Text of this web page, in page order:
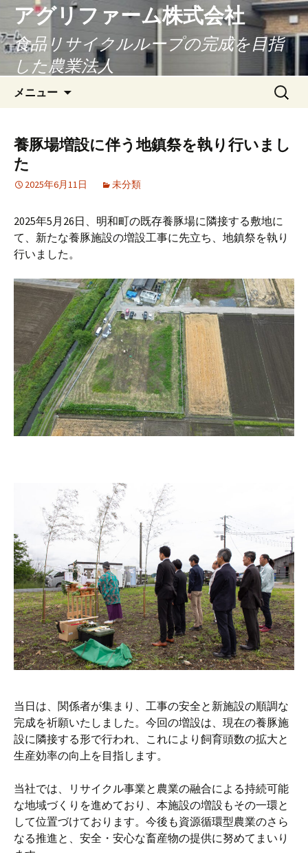
アグリファーム株式会社
食品リサイクルループの完成を目指
した農業法人
メニュー
ン
ツ
ス
ッ
プ
検
索:
養豚場増設に伴う地鎮祭を執り行いまし
た
2025年6月11日 未分類
2025年5月26日、明和町の既存養豚場に隣接する敷地に
て、新たな養豚施設の増設工事に先立ち、地鎮祭を執り
行いました。
当日は、関係者が集まり、工事の安全と新施設の順調な
完成を祈願いたしました。今回の増設は、現在の養豚施
設に隣接する形で行われ、これにより飼育頭数の拡大と
生産効率の向上を目指します。
当社では、リサイクル事業と農業の融合による持続可能
な地域づくりを進めており、本施設の増設もその一環と
して位置づけております。今後も資源循環型農業のさら
なる推進と、安全・安心な畜産物の提供に努めてまいり